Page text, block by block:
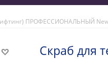
ПРОФЕССИОНАЛЬНЫЙ New
Скраб для